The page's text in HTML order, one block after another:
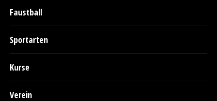
Faustball
Sportarten
Kurse
Verein